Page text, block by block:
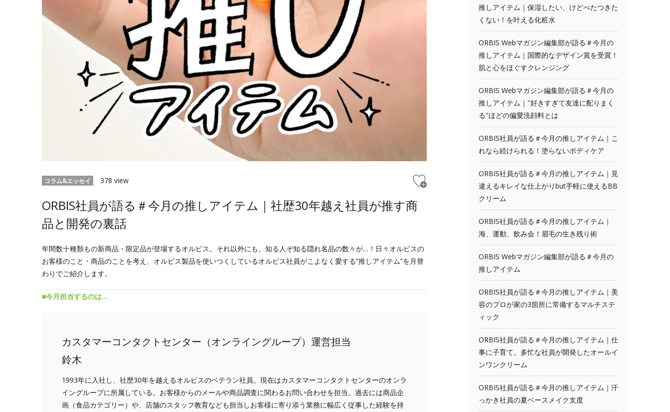
コラム&エッセイ 378 view
ORBIS社員が語る＃今月の推しアイテム｜社歴30年越え社員が推す商
品と開発の裏話
年間数十種類もの新商品・限定品が登場するオルビス。それ以外にも、知る人ぞ知る隠れ名品の数々が…！日々オルビスの
お客様のこと・商品のことを考え、オルビス製品を使いつくしているオルビス社員がこよなく愛する“推しアイテム”を月替
わりでご紹介します。
■今月担当するのは…
カスタマーコンタクトセンター（オンライングループ）運営担当
鈴木
1993年に入社し、社歴30年を越えるオルビスのベテラン社員。現在はカスタマーコンタクトセンターのオンラ
イングループに所属している。お客様からのメールや商品調査に関わるお問い合わせを担当。過去には商品企
画（食品カテゴリー）や、店舗のスタッフ教育なども担当しお客様に寄り添う業務に幅広く従事した経験を持
推しアイテム｜保湿したい、けどべたつきた
くない！を叶える化粧水
ORBIS Webマガジン編集部が語る＃今月の
推しアイテム｜国際的なデザイン賞を受賞！
肌と心をほぐすクレンジング
ORBIS Webマガジン編集部が語る＃今月の
推しアイテム｜"好きすぎて友達に配りまく
る"ほどの偏愛洗顔料とは
ORBIS社員が語る＃今月の推しアイテム｜こ
れなら続けられる！塗らないボディケア
ORBIS社員が語る＃今月の推しアイテム｜見
違えるキレイな仕上がりbut手軽に使えるBB
クリーム
ORBIS社員が語る＃今月の推しアイテム｜
海、運動、飲み会！眉毛の生き残り術
ORBIS Webマガジン編集部が語る＃今月の
推しアイテム
ORBIS社員が語る＃今月の推しアイテム｜美
容のプロが家の3箇所に常備するマルチステ
ィック
ORBIS社員が語る＃今月の推しアイテム｜仕
事に子育て。多忙な社員が開発したオールイ
ンワンクリーム
ORBIS社員が語る＃今月の推しアイテム｜汗
っかき社員の夏ベースメイク支度